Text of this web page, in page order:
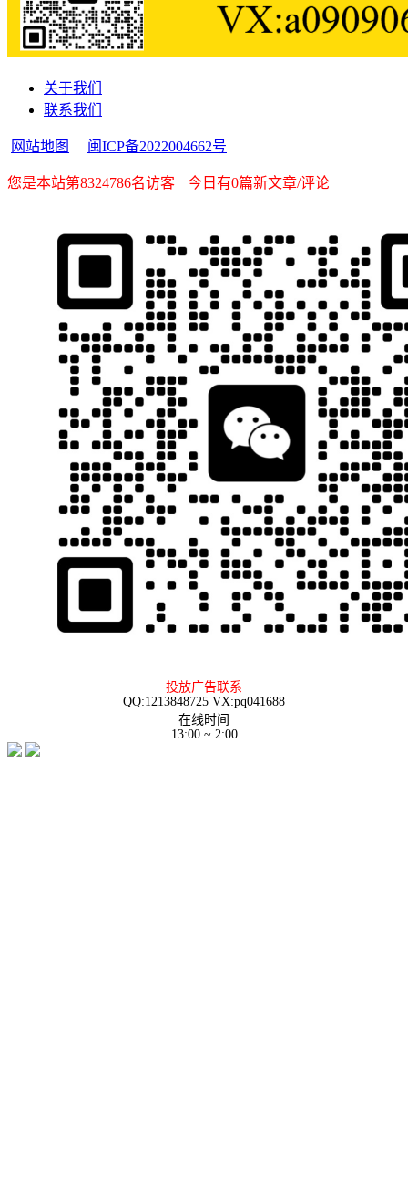
关于我们
联系我们
网站地图 闽ICP备2022004662号
您是本站第8324786名访客 今日有0篇新文章/评论
投放广告联系
QQ:1213848725 VX:pq041688
在线时间
13:00 ~ 2:00